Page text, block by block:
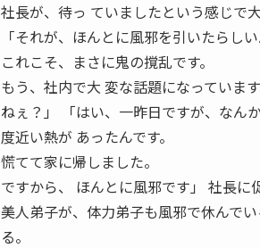
社長が、待っ ていましたという感じで大
「それが、ほんとに風邪を引いたらしい
これこそ、まさに鬼の撹乱です。
もう、社内で大 変な話題になっています
ねぇ？」 「はい、一昨日ですが、なん
度近い熱が あったんです。
慌てて家に帰しました。
ですから、 ほんとに風邪です」 社長に
美人弟子が、体力弟子も風邪で休んで
る。